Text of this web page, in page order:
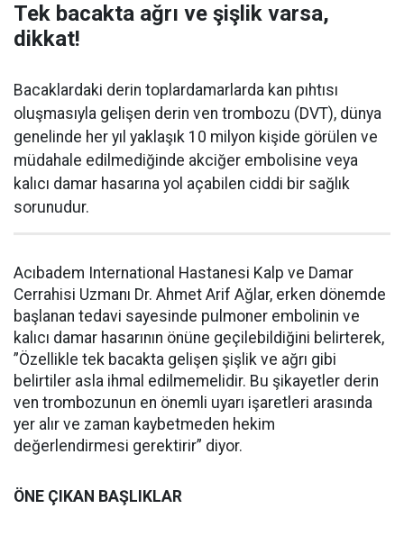
Tek bacakta ağrı ve şişlik varsa,
dikkat!
Bacaklardaki derin toplardamarlarda kan pıhtısı
oluşmasıyla gelişen derin ven trombozu (DVT), dünya
genelinde her yıl yaklaşık 10 milyon kişide görülen ve
müdahale edilmediğinde akciğer embolisine veya
kalıcı damar hasarına yol açabilen ciddi bir sağlık
sorunudur.
Acıbadem International Hastanesi Kalp ve Damar
Cerrahisi Uzmanı Dr. Ahmet Arif Ağlar, erken dönemde
başlanan tedavi sayesinde pulmoner embolinin ve
kalıcı damar hasarının önüne geçilebildiğini belirterek,
”Özellikle tek bacakta gelişen şişlik ve ağrı gibi
belirtiler asla ihmal edilmemelidir. Bu şikayetler derin
ven trombozunun en önemli uyarı işaretleri arasında
yer alır ve zaman kaybetmeden hekim
değerlendirmesi gerektirir” diyor.
ÖNE ÇIKAN BAŞLIKLAR